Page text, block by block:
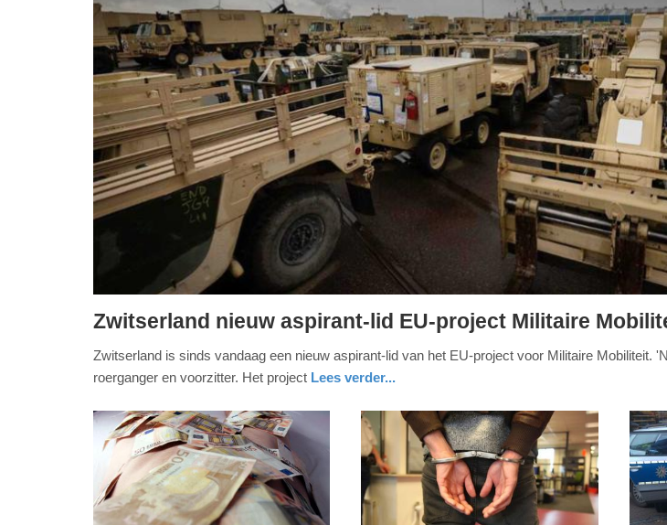
14.
januari
-
22:28
Update:
09-
Zwitserland nieuw aspirant-lid EU-project Militaire
Zwitserland is sinds vandaag een nieuw aspirant-lid van het EU-project voor Militaire Mobiliteit.
roerganger en voorzitter. Het project Lees verder...